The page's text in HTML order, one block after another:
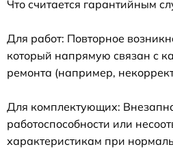
Что считается гарантийным
Для работ: Повторное
который напрямую связан с
ремонта (например,
Для комплектующих:
работоспособности или
характеристикам при